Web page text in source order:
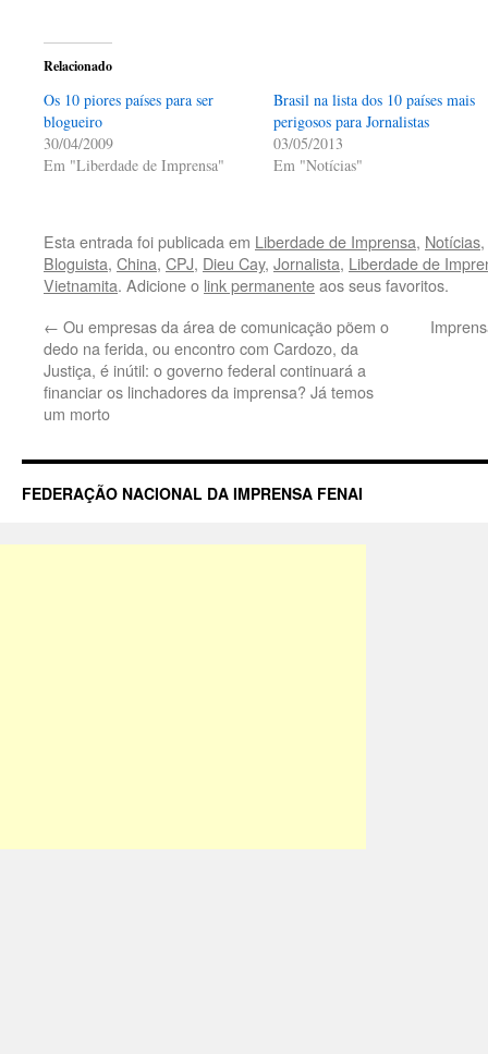
Relacionado
Os 10 piores países para ser
blogueiro
30/04/2009
Em "Liberdade de Imprensa"
Brasil na lista dos 10 países mais
perigosos para Jornalistas
03/05/2013
Em "Notícias"
Esta entrada foi publicada em Liberdade de Imprensa, Notícias,
Bloguista, China, CPJ, Dieu Cay, Jornalista, Liberdade de
Vietnamita. Adicione o link permanenteaos seus favoritos.
← Ou empresas da área de comunicação põem o
dedo na ferida, ou encontro com Cardozo, da
Justiça, é inútil: o governo federal continuará a
financiar os linchadores da imprensa? Já temos
um morto
FEDERAÇÃO NACIONAL DA IMPRENSA FENAI